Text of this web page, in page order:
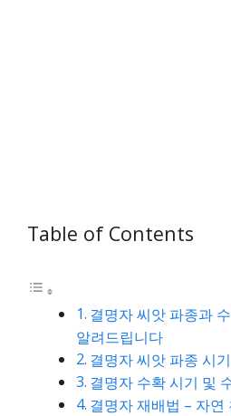
Table of Contents
결명자 씨앗 파종과
알려드립니다
결명자 씨앗 파종 시
결명자 수확 시기 및
결명자 재배법 – 자연